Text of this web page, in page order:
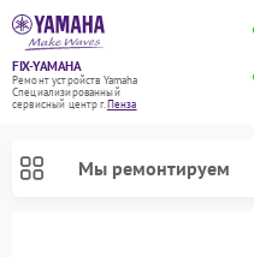
FIX-YAMAHA
Ремонт устройств Yamaha
Специализированный
cервисный центр г.Пенза
Мы ремонтируем